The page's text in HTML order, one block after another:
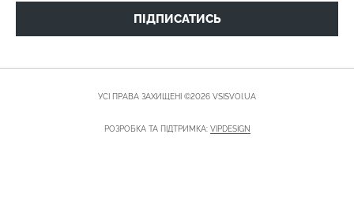
ПІДПИСАТИСЬ
УСІ ПРАВА ЗАХИЩЕНІ ©2026 VSISVOI.UA
РОЗРОБКА ТА ПІДТРИМКА: VIPDESIGN